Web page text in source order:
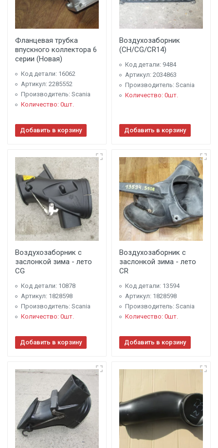
Фланцевая трубка
впускного коллектора 6
серии (Новая)
Код детали: 16062
Артикул: 2285552
Производитель: Scania
Количество: 0шт.
Добавить в корзину
Воздухозаборник
(CH/CG/CR14)
Код детали: 9484
Артикул: 2034863
Производитель: Scania
Количество: 0шт.
Добавить в корзину
Воздухозаборник с
заслонкой зима - лето
CG
Код детали: 10878
Артикул: 1828598
Производитель: Scania
Количество: 0шт.
Добавить в корзину
Воздухозаборник с
заслонкой зима - лето
CR
Код детали: 13594
Артикул: 1828598
Производитель: Scania
Количество: 0шт.
Добавить в корзину